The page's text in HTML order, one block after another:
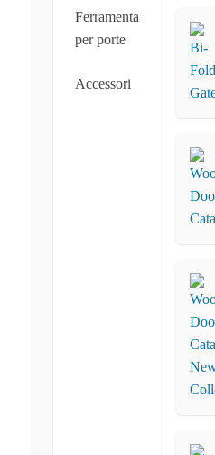
Ferramenta
per porte
Accessori